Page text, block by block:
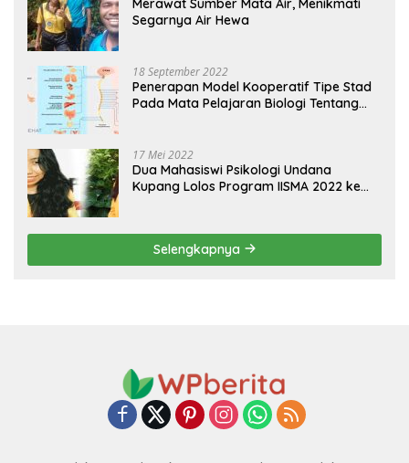
Merawat Sumber Mata Air, Menikmati
Segarnya Air Hewa
18 September 2022
Penerapan Model Kooperatif Tipe Stad
Pada Mata Pelajaran Biologi Tentang
17 Mei 2022
Dua Mahasiswi Psikologi Undana
Kupang Lolos Program IISMA 2022 ke
Selengkapnya